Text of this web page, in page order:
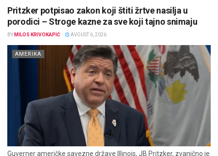
Pritzker potpisao zakon koji štiti žrtve nasilja u
porodici – Stroge kazne za sve koji tajno snimaju
BY MILOS KRIVOKAPIĆ AVGUST 6, 2026
AMERIKA
Guverner američke savezne države Illinois, JB Pritzker, zvanično je